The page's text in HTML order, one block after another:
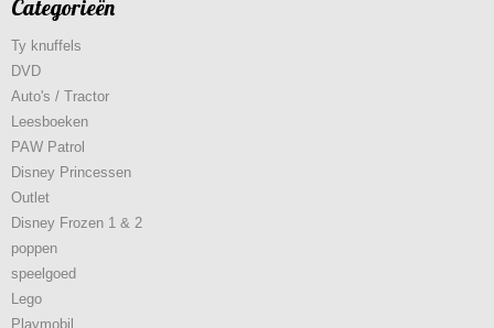
Categorieën
Ty knuffels
DVD
Auto's / Tractor
Leesboeken
PAW Patrol
Disney Princessen
Outlet
Disney Frozen 1 & 2
poppen
speelgoed
Lego
Playmobil